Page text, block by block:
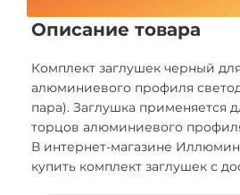
Описание товара
Комплект заглушек черный
алюминиевого профиля
пара). Заглушка применяется
торцов алюминиевого
В интернет-магазине
купить комплект заглушек с